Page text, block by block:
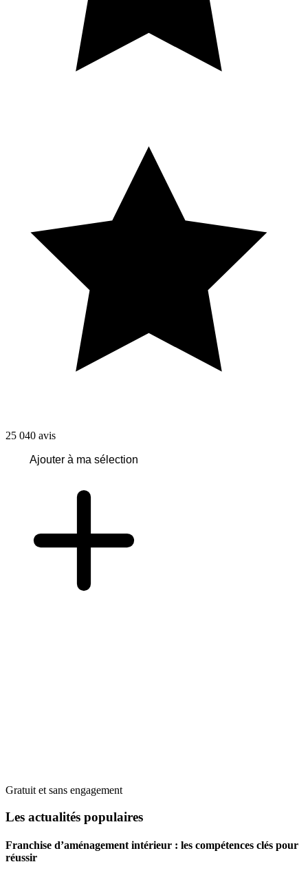
25 040 avis
Ajouter à ma sélection
Gratuit et sans engagement
Les actualités populaires
Franchise d’aménagement intérieur : les compétences clés pour
réussir